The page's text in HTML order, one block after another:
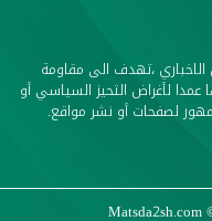
،تهدف الى مقاومة
عمدا لأغراض التحيز السياسي أو
لصفحات أو نشر مواقع.
Matsda2sh.com